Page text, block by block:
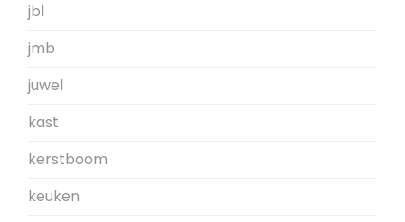
jbl
jmb
juwel
kast
kerstboom
keuken